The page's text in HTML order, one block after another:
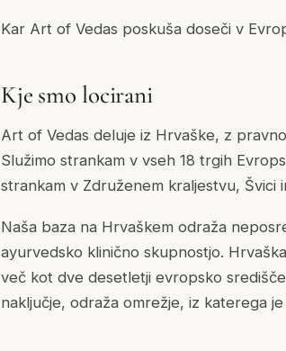
Kar Art of Vedas poskuša doseči v
Kje smo locirani
Art of Vedas deluje iz Hrvaške, z
Služimo strankam v vseh 18 trgih
strankam v Združenem kraljestvu, Švici
Naša baza na Hrvaškem odraža
ayurvedsko klinično skupnostjo.
več kot dve desetletji evropsko
naključje, odraža omrežje, iz katerega